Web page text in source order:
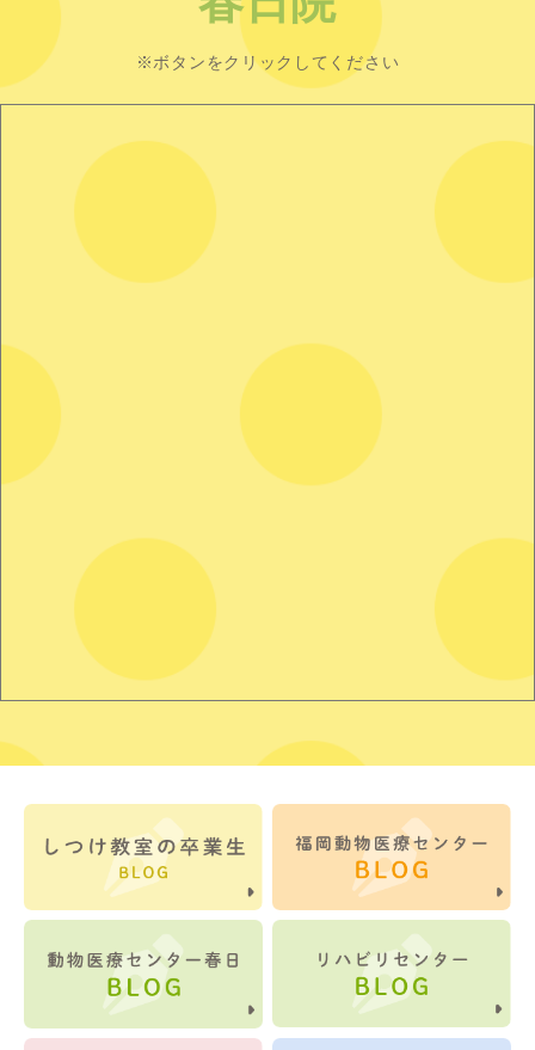
※ボタンをクリックしてください